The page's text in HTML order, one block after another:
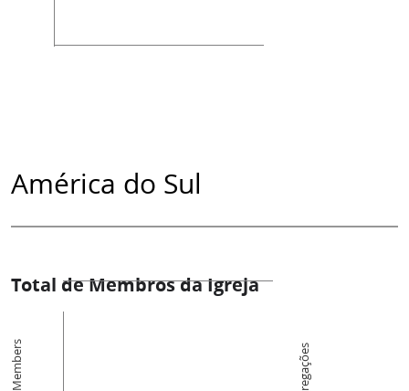
América do Sul
Total de Membros da Igreja
Members